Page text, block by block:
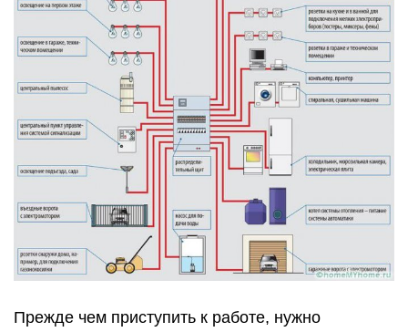
Прежде чем приступить к работе, нужно